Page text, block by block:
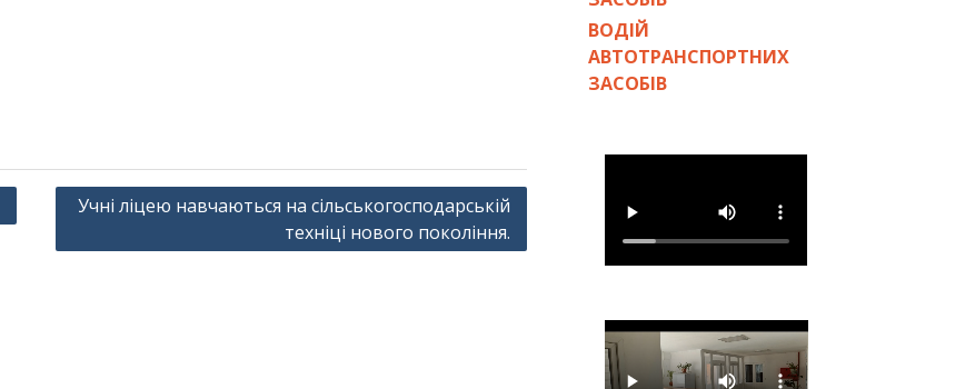
Учні ліцею навчаються на сільськогосподарській
техніці нового покоління.
ВОДІЙ
АВТОТРАНСПОРТНИХ
ЗАСОБІВ